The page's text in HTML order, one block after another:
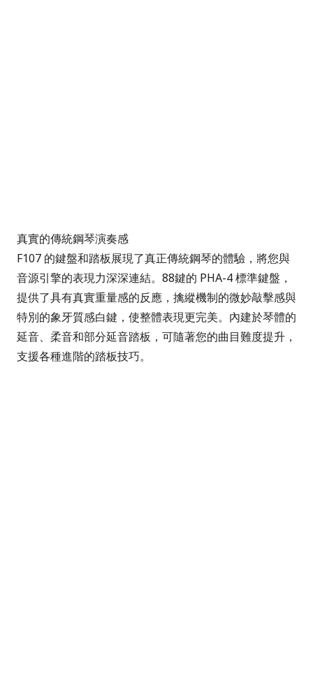
真實的傳統鋼琴演奏感
F107 的鍵盤和踏板展現了真正傳統鋼琴的體驗，將您與
音源引擎的表現力深深連結。88鍵的 PHA-4 標準鍵盤，
提供了具有真實重量感的反應，擒縱機制的微妙敲擊感與
特別的象牙質感白鍵，使整體表現更完美。內建於琴體的
延音、柔音和部分延音踏板，可隨著您的曲目難度提升，
支援各種進階的踏板技巧。